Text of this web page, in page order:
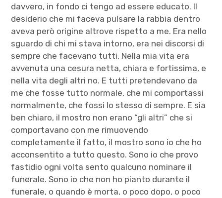
davvero, in fondo ci tengo ad essere educato. Il
desiderio che mi faceva pulsare la rabbia dentro
aveva però origine altrove rispetto a me. Era nello
sguardo di chi mi stava intorno, era nei discorsi di
sempre che facevano tutti. Nella mia vita era
avvenuta una cesura netta, chiara e fortissima, e
nella vita degli altri no. E tutti pretendevano da
me che fosse tutto normale, che mi comportassi
normalmente, che fossi lo stesso di sempre. E sia
ben chiaro, il mostro non erano “gli altri” che si
comportavano con me rimuovendo
completamente il fatto, il mostro sono io che ho
acconsentito a tutto questo. Sono io che provo
fastidio ogni volta sento qualcuno nominare il
funerale. Sono io che non ho pianto durante il
funerale, o quando è morta, o poco dopo, o poco